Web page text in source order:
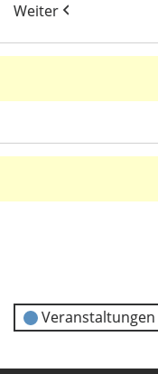
Weiter
Veranstaltungen